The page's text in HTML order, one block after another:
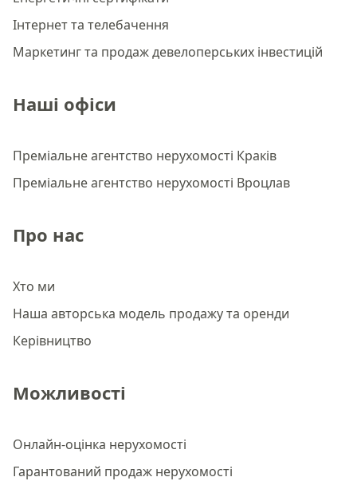
Інтернет та телебачення
Маркетинг та продаж девелоперських інвестицій
Наші офіси
Преміальне агентство нерухомості Краків
Преміальне агентство нерухомості Вроцлав
Про нас
Хто ми
Наша авторська модель продажу та оренди
Керівництво
Можливості
Онлайн-оцінка нерухомості
Гарантований продаж нерухомості